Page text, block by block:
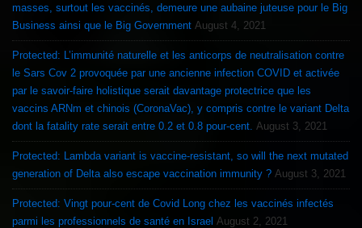
masses, surtout les vaccinés, demeure une aubaine juteuse pour le Big
Business ainsi que le Big Government August 4, 2021
Protected: L’immunité naturelle et les anticorps de neutralisation contre
le Sars Cov 2 provoquée par une ancienne infection COVID et activée
par le savoir-faire holistique serait davantage protectrice que les
vaccins ARNm et chinois (CoronaVac), y compris contre le variant Delta
dont la fatality rate serait entre 0.2 et 0.8 pour-cent. August 3, 2021
Protected: Lambda variant is vaccine-resistant, so will the next mutated
generation of Delta also escape vaccination immunity ? August 3, 2021
Protected: Vingt pour-cent de Covid Long chez les vaccinés infectés
parmi les professionnels de santé en Israel August 2, 2021